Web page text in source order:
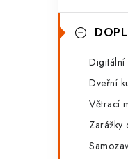
Digitální
Dveřní
Větrací
Zarážky